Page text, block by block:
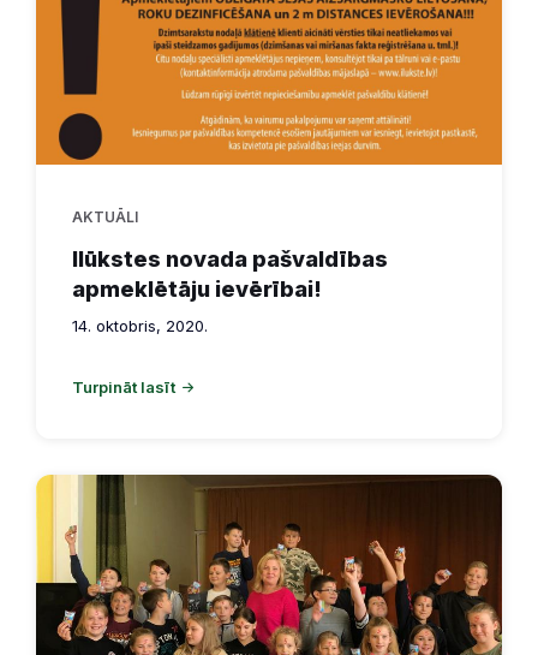
AKTUĀLI
Ilūkstes novada pašvaldības
apmeklētāju ievērībai!
14. oktobris, 2020.
Turpināt lasīt